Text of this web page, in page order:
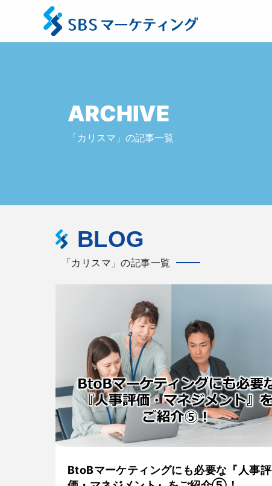
ARCHIVE
「カリスマ」の記事一覧
BLOG
「カリスマ」の記事一覧
BtoBマーケティングにも必要な『人事評